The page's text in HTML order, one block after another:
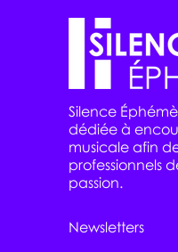
Silence
dédiée à
musicale afin
professionnels
passion.
Newsletters